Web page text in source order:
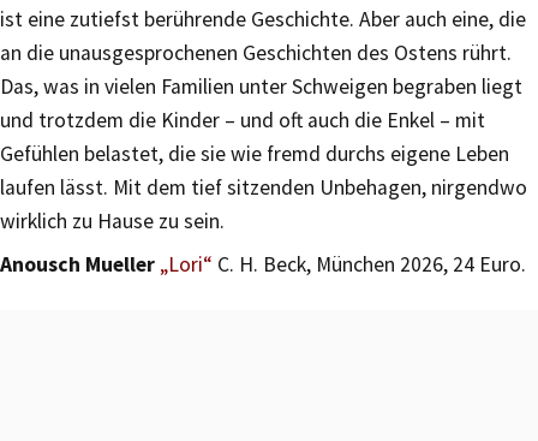
ist eine zutiefst berührende Geschichte. Aber auch eine, die
an die unausgesprochenen Geschichten des Ostens rührt.
Das, was in vielen Familien unter Schweigen begraben liegt
und trotzdem die Kinder – und oft auch die Enkel – mit
Gefühlen belastet, die sie wie fremd durchs eigene Leben
laufen lässt. Mit dem tief sitzenden Unbehagen, nirgendwo
wirklich zu Hause zu sein.
Anousch Mueller „Lori“ C. H. Beck, München 2026, 24 Euro.